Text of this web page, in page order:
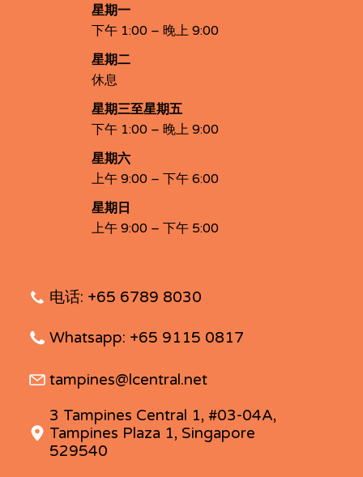
星期一
下午 1:00 – 晚上 9:00
星期二
休息
星期三至星期五
下午 1:00 – 晚上 9:00
星期六
上午 9:00 – 下午 6:00
星期日
上午 9:00 – 下午 5:00
电话: +65 6789 8030
Whatsapp: +65 9115 0817
tampines@lcentral.net
3 Tampines Central 1, #03-04A,
Tampines Plaza 1, Singapore
529540